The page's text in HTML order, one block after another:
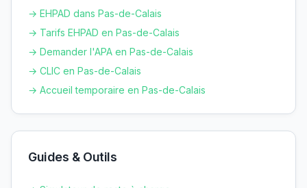
→ EHPAD dans Pas-de-Calais
→ Tarifs EHPAD en Pas-de-Calais
→ Demander l'APA en Pas-de-Calais
→ CLIC en Pas-de-Calais
→ Accueil temporaire en Pas-de-Calais
Guides & Outils